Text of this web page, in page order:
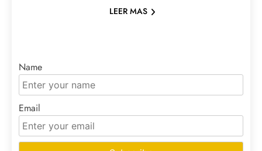
LEER MAS
Name
Email